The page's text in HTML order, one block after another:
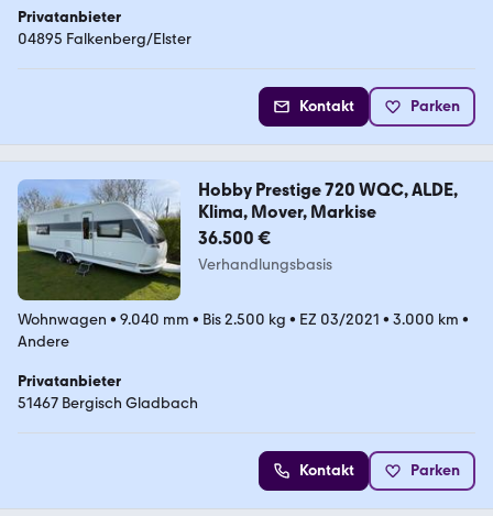
Privatanbieter
04895 Falkenberg/Elster
Kontakt Parken
Hobby Prestige 720 WQC, ALDE,
Klima, Mover, Markise
36.500 €
Verhandlungsbasis
Wohnwagen • 9.040 mm • Bis 2.500 kg • EZ 03/2021 • 3.000 km •
Andere
Privatanbieter
51467 Bergisch Gladbach
Kontakt Parken